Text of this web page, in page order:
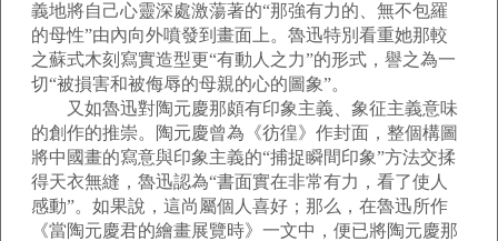
義地將自己心靈深處激蕩著的“那強有力的、無不包羅
的母性”由內向外噴發到畫面上。魯迅特別看重她那較
之蘇式木刻寫實造型更“有動人之力”的形式，譽之為一
切“被損害和被侮辱的母親的心的圖象”。
又如魯迅對陶元慶那頗有印象主義、象征主義意味
的創作的推崇。陶元慶曾為《彷徨》作封面，整個構圖
將中國畫的寫意與印象主義的“捕捉瞬間印象”方法交揉
得天衣無縫，魯迅認為“書面實在非常有力，看了使人
感動”。如果說，這尚屬個人喜好；那么，在魯迅所作
《當陶元慶君的繪畫展覽時》一文中，便已將陶元慶那